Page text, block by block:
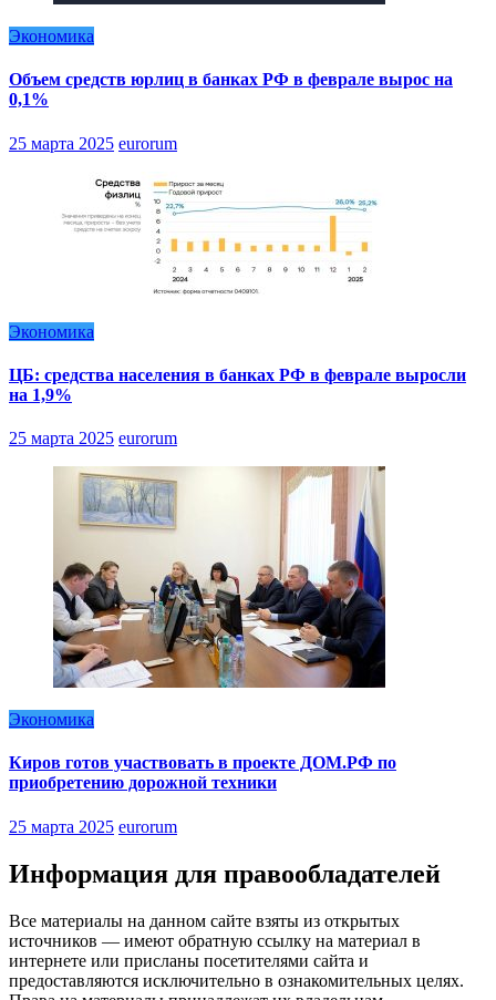
Экономика
Объем средств юрлиц в банках РФ в феврале вырос на
0,1%
25 марта 2025 eurorum
Экономика
ЦБ: средства населения в банках РФ в феврале выросли
на 1,9%
25 марта 2025 eurorum
Экономика
Киров готов участвовать в проекте ДОМ.РФ по
приобретению дорожной техники
25 марта 2025 eurorum
Информация для правообладателей
Все материалы на данном сайте взяты из открытых
источников — имеют обратную ссылку на материал в
интернете или присланы посетителями сайта и
предоставляются исключительно в ознакомительных целях.